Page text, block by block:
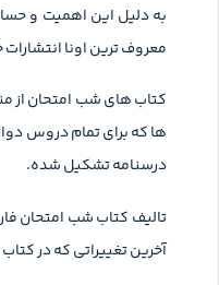
به دلیل این اهمیت و
معروف ترین اونا
کتاب های شب امتحان از
ها که برای تمام دروس
درسنامه تشکیل شده.
آخرین تغییراتی که در